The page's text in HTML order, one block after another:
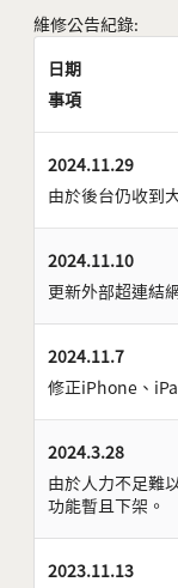
維修公告紀錄:
日期
事項
2024.11.29
由於後台仍收到
2024.11.10
更新外部超連結
2024.11.7
修正iPhone、
2024.3.28
由於人力不足難
功能暫且下架。
2023.11.13